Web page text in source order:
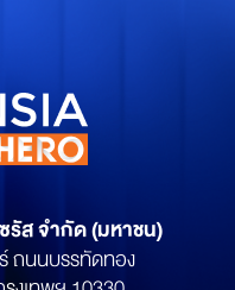
รัส จำกัด (มหาชน)
ถนนบรรทัดทอง